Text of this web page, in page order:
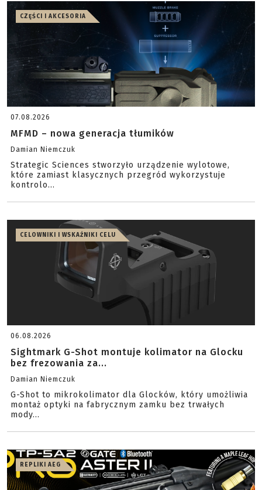
CZĘŚCI I AKCESORIA
07.08.2026
MFMD – nowa generacja tłumików
Damian Niemczuk
Strategic Sciences stworzyło urządzenie wylotowe,
które zamiast klasycznych przegród wykorzystuje
kontrolo...
CELOWNIKI I WSKAŹNIKI CELU
06.08.2026
Sightmark G-Shot montuje kolimator na Glocku
bez frezowania za...
Damian Niemczuk
G-Shot to mikrokolimator dla Glocków, który umożliwia
montaż optyki na fabrycznym zamku bez trwałych
mody...
REPLIKI AEG